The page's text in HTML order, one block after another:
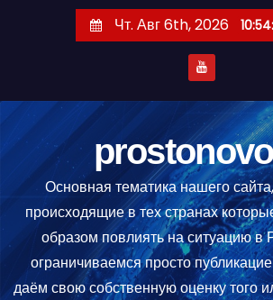
е
Чт. Авг 6th, 2026
Основная тематика нашего
происходящие в тех странах
образом повлиять на ситуацию в
ограничиваемся просто
даём свою собственную оценку того